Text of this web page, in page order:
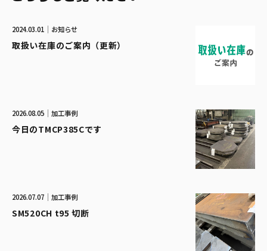
2024.03.01 お知らせ
取扱い在庫のご案内（更新）
2026.08.05 加工事例
今日のTMCP385Cです
2026.07.07 加工事例
SM520CH t95 切断